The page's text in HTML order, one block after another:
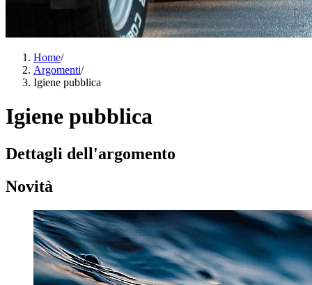
Home/
Argomenti/
Igiene pubblica
Igiene pubblica
Dettagli dell'argomento
Novità